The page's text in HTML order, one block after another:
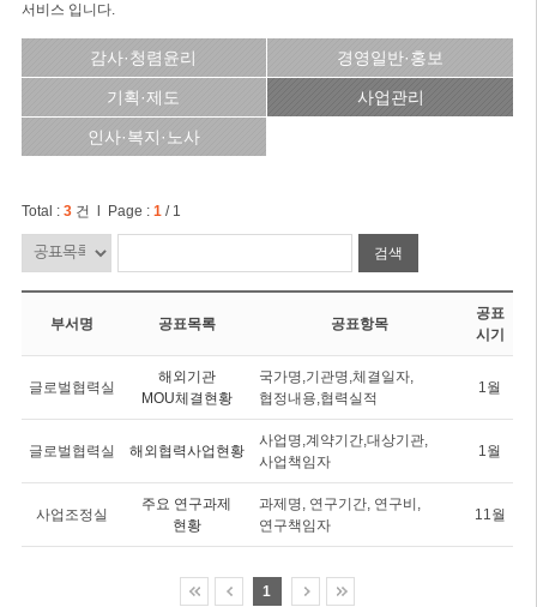
서비스 입니다.
감사·청렴윤리 경영일반·홍보
기획·제도 사업관리
인사·복지·노사
Total : 3건 l Page : 1/ 1
검색
부서명 공표목록 공표항목
공표
시기
글로벌협력실
해외기관
MOU체결현황
국가명,기관명,체결일자,
협정내용,협력실적
1월
글로벌협력실 해외협력사업현황
사업명,계약기간,대상기관,
사업책임자
1월
사업조정실
주요 연구과제
현황
과제명, 연구기간, 연구비,
연구책임자
11월
1